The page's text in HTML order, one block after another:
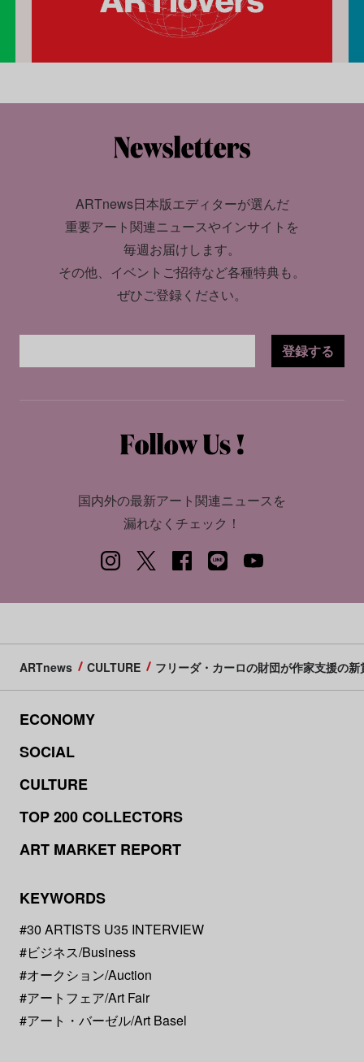
ARTnews日本版エディターが選んだ
重要アート関連ニュースやインサイトを
毎週お届けします。
その他、イベントご招待など各種特典も。
ぜひご登録ください。
登録する
国内外の最新アート関連ニュースを
漏れなくチェック！
ARTnews CULTURE フリーダ・カーロの財団が作家支援の
ECONOMY
SOCIAL
CULTURE
TOP 200 COLLECTORS
ART MARKET REPORT
KEYWORDS
#30 ARTISTS U35 INTERVIEW
#ビジネス/Business
#オークション/Auction
#アートフェア/Art Fair
#アート・バーゼル/Art Basel